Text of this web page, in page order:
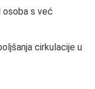
osoba s već
cirkulacije u